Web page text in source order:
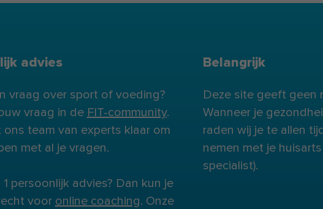
advies
vraag over sport of voeding?
vraag in de FIT-community.
ons team van experts klaar om
met al je vragen.
1 persoonlijk advies? Dan kun je
voor online coaching. Onze
Belangrijk
Deze site geeft geen
Wanneer je
raden wij je te allen
nemen met je
specialist).